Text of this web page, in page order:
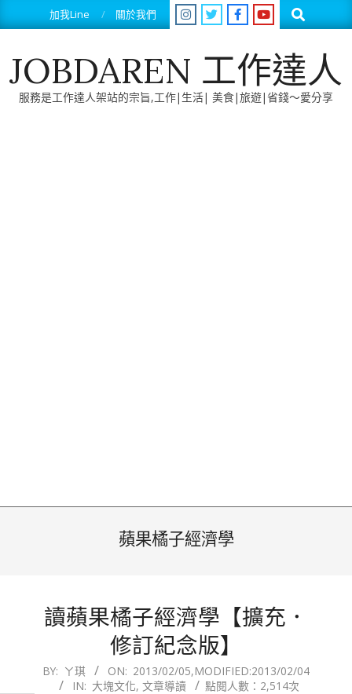
to
加我Line 關於我們 Search
JOBDAREN 工作達人
服務是工作達人架站的宗旨,工作|生活| 美食|旅遊|省錢～愛分享
蘋果橘子經濟學
讀蘋果橘子經濟學【擴充．
修訂紀念版】
2013-
BY: ㄚ琪 ON: 2013/02/05,MODIFIED:2013/02/04
IN: 大塊文化, 文章導讀 點閱人數：2,514次